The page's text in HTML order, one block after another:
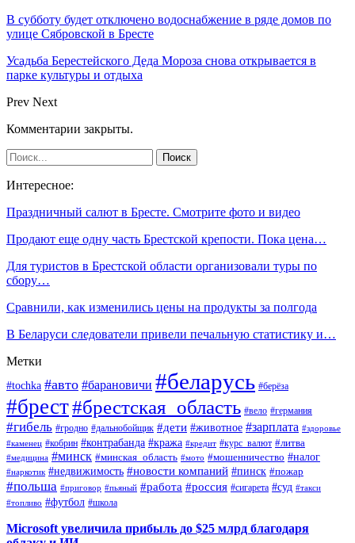
В субботу будет отключено водоснабжение в ряде домов по
улице Сябровской в Бресте
Усадьба Берестейского Деда Мороза снова открывается в
парке культуры и отдыха
Prev Next
Комментарии закрыты.
Интересное:
Праздничный салют в Бресте. Смотрите фото и видео
Продают еще одну часть Брестской крепости. Пока цена…
Для туристов в Брестской области организовали туры по
сбору…
Сравнили, как изменились цены на продукты за полгода
В Беларуси следователи привели печальную статистику и…
Метки
#tochka #авто #барановичи #беларусь #берёза
#брест#брестская_область #вело #германия
#гибель #гродно #дальнобойщик #дети #животное #зарплата #здоровье
#каменец #кобрин #контрабанда #кража #кредит #курс_валют #литва
#медицина #минск #минская_область #мото #мошенничество #налог
#наркотик #недвижимость #новости компаний #пинск #пожар
#польша #приговор #пьяный #работа #россия #сигарета #суд #такси
#топливо #футбол #школа
Microsoft увеличила прибыль до $25 млрд благодаря